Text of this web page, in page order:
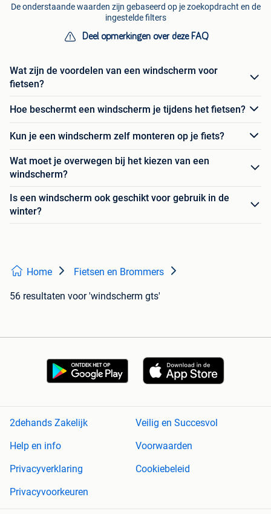
De onderstaande waarden zijn gebaseerd op je zoekopdracht en de
ingestelde filters
Deel opmerkingen over deze FAQ
Wat zijn de voordelen van een windscherm voor
fietsen?
Hoe beschermt een windscherm je tijdens het fietsen?
Kun je een windscherm zelf monteren op je fiets?
Wat moet je overwegen bij het kiezen van een
windscherm?
Is een windscherm ook geschikt voor gebruik in de
winter?
Home Fietsen en Brommers
56 resultaten voor 'windscherm gts'
2dehands Zakelijk
Veilig en Succesvol
Help en info
Voorwaarden
Privacyverklaring
Cookiebeleid
Privacyvoorkeuren